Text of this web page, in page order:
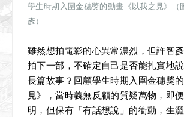
學生時期入圍金穗獎的動畫《以我之見》（
彥）
雖然想拍電影的心異常濃烈，但許智
拍下一部，不確定自己是否能扎實地
長篇故事？回顧學生時期入圍金穗獎
見》，當時義無反顧的質疑萬物，即
明，但保有「有話想說」的衝動，生